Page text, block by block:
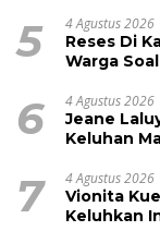
5 4 Agustus 2026
Reses Di
Warga
6 4 Agustus 2026
Jeane
Keluhan
7 4 Agustus 2026
Vionita
Keluhkan